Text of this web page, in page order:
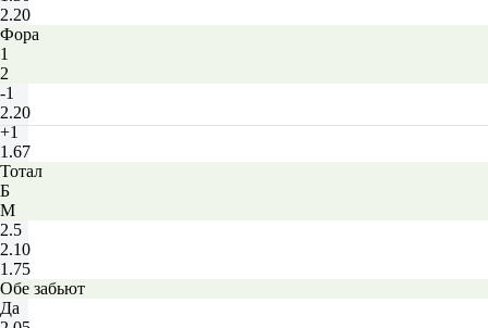
2.20
Фора
1
2
-1
2.20
+1
1.67
Тотал
Б
М
2.5
2.10
1.75
Обе забьют
Да